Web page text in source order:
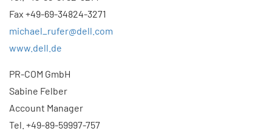
Fax +49-69-34824-3271
michael_rufer@dell.com
www.dell.de
PR-COM GmbH
Sabine Felber
Account Manager
Tel. +49-89-59997-757